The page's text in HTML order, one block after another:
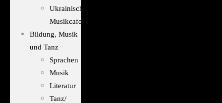
Ukrainisches
Musikcafe
Bildung, Musik
und Tanz
Sprachen
Musik
Literatur
Tanz/